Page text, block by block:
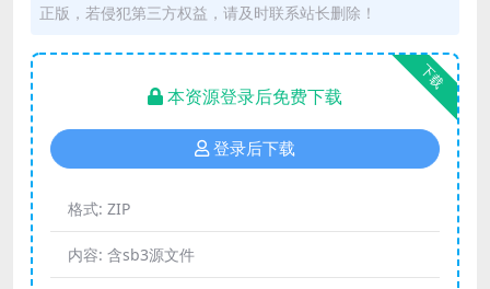
正版，若侵犯第三方权益，请及时联系站长删除！
下载
本资源登录后免费下载
登录后下载
格式: ZIP
内容: 含sb3源文件